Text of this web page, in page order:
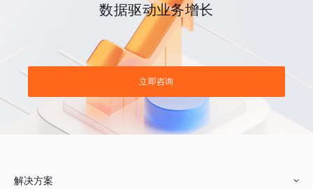
数据驱动业务增长
立即咨询
解决方案